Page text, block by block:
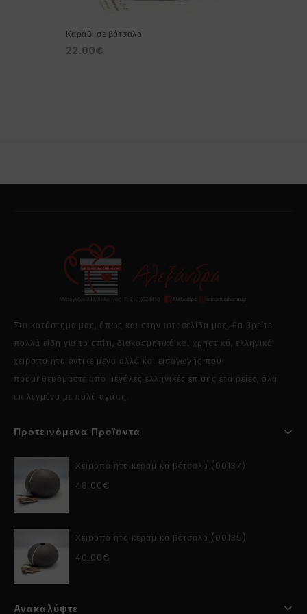
Καράβι σε βότσαλο
22.00€
Στο κατάστημα μας, όπως και στην ιστοσελίδα μας, θα βρείτε
πολλά είδη για το σπίτι, διακοσμητικά και χρηστικά, ελληνικά
χειροποίητα αντικείμενα αλλά και εισαγωγής που
προμηθευόμαστε από μεγάλες ελληνικές επίσης εταιρείες, όλα
επιλεγμένα με πολύ αγάπη.
Προτεινόμενα Προϊόντα
Χειροποίητο κεραμικό βότσαλο (00137)
48.00€
Χειροποίητο κεραμικό βότσαλο (00135)
40.00€
Ανακαλύψτε